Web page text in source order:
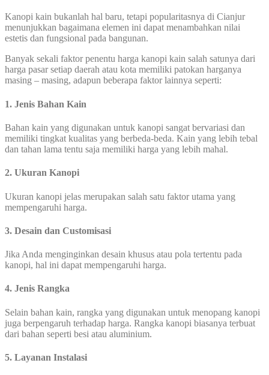
Kanopi kain bukanlah hal baru, tetapi popularitasnya di Cianjur
menunjukkan bagaimana elemen ini dapat menambahkan nilai
estetis dan fungsional pada bangunan.
Banyak sekali faktor penentu harga kanopi kain salah satunya dari
harga pasar setiap daerah atau kota memiliki patokan harganya
masing – masing, adapun beberapa faktor lainnya seperti:
1. Jenis Bahan Kain
Bahan kain yang digunakan untuk kanopi sangat bervariasi dan
memiliki tingkat kualitas yang berbeda-beda. Kain yang lebih tebal
dan tahan lama tentu saja memiliki harga yang lebih mahal.
2. Ukuran Kanopi
Ukuran kanopi jelas merupakan salah satu faktor utama yang
mempengaruhi harga.
3. Desain dan Customisasi
Jika Anda menginginkan desain khusus atau pola tertentu pada
kanopi, hal ini dapat mempengaruhi harga.
4. Jenis Rangka
Selain bahan kain, rangka yang digunakan untuk menopang kanopi
juga berpengaruh terhadap harga. Rangka kanopi biasanya terbuat
dari bahan seperti besi atau aluminium.
5. Layanan Instalasi